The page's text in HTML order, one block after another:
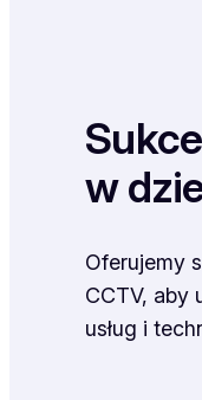
w
Oferujemy
CCTV, aby
usług i